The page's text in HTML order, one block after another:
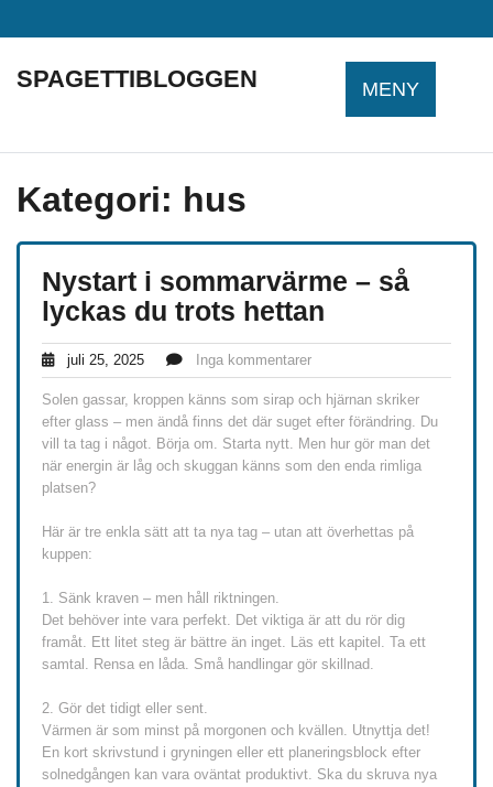
SPAGETTIBLOGGEN MENY
Kategori: hus
Nystart i sommarvärme – så
lyckas du trots hettan
juli 25, 2025 Inga kommentarer
Solen gassar, kroppen känns som sirap och hjärnan skriker
efter glass – men ändå finns det där suget efter förändring. Du
vill ta tag i något. Börja om. Starta nytt. Men hur gör man det
när energin är låg och skuggan känns som den enda rimliga
platsen?
Här är tre enkla sätt att ta nya tag – utan att överhettas på
kuppen:
1. Sänk kraven – men håll riktningen.
Det behöver inte vara perfekt. Det viktiga är att du rör dig
framåt. Ett litet steg är bättre än inget. Läs ett kapitel. Ta ett
samtal. Rensa en låda. Små handlingar gör skillnad.
2. Gör det tidigt eller sent.
Värmen är som minst på morgonen och kvällen. Utnyttja det!
En kort skrivstund i gryningen eller ett planeringsblock efter
solnedgången kan vara oväntat produktivt. Ska du skruva nya